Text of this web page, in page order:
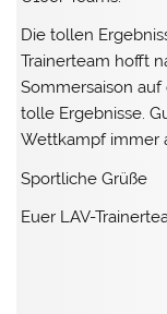
Die tollen
Trainerteam hofft
Sommersaison
tolle Ergebnisse.
Wettkampf immer
Sportliche Grüße
Euer LAV-